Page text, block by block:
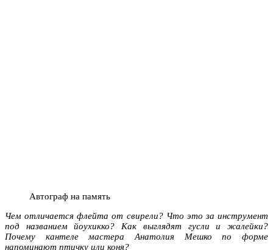
Автограф на память
Чем отличается флейта от свирели? Что это за инструмент
под названием йоухикко? Как выглядят гусли и жалейки?
Почему кантеле мастера Анатолия Мешко по форме
напоминают птичку или коня?